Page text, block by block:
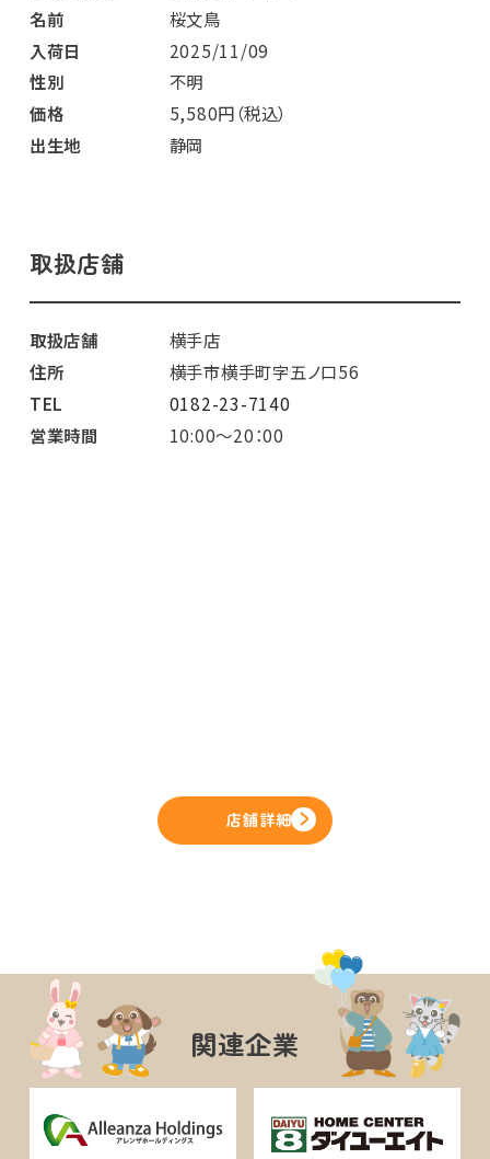
名前
桜文鳥
入荷日
2025/11/09
性別
不明
価格
5,580円（税込）
出生地
静岡
取扱店舗
取扱店舗
横手店
住所
横手市横手町字五ノ口56
TEL
0182-23-7140
営業時間
10:00～20：00
店舗詳細
関連企業